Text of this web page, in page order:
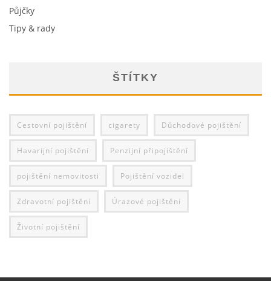
Půjčky
Tipy & rady
ŠTÍTKY
Cestovní pojištění cigarety Důchodové pojištění
Havarijní pojištění Penzijní připojištění
pojištění nemovitosti Pojištění vozidel
Zdravotní pojištění Úrazové pojištění
Životní pojištění